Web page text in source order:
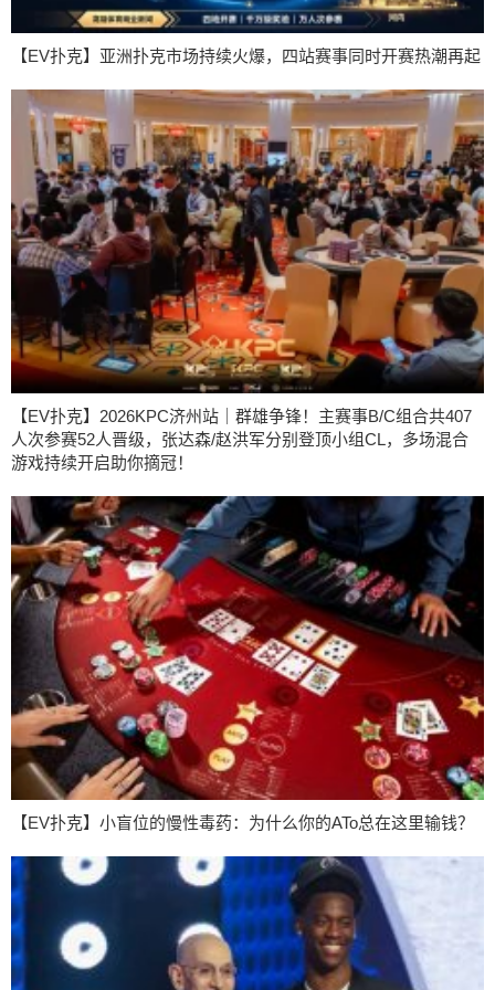
【EV扑克】亚洲扑克市场持续火爆，四站赛事同时开赛热潮再起
【EV扑克】2026KPC济州站｜群雄争锋！主赛事B/C组合共407
人次参赛52人晋级，张达森/赵洪军分别登顶小组CL，多场混合
游戏持续开启助你摘冠！
【EV扑克】小盲位的慢性毒药：为什么你的ATo总在这里输钱？